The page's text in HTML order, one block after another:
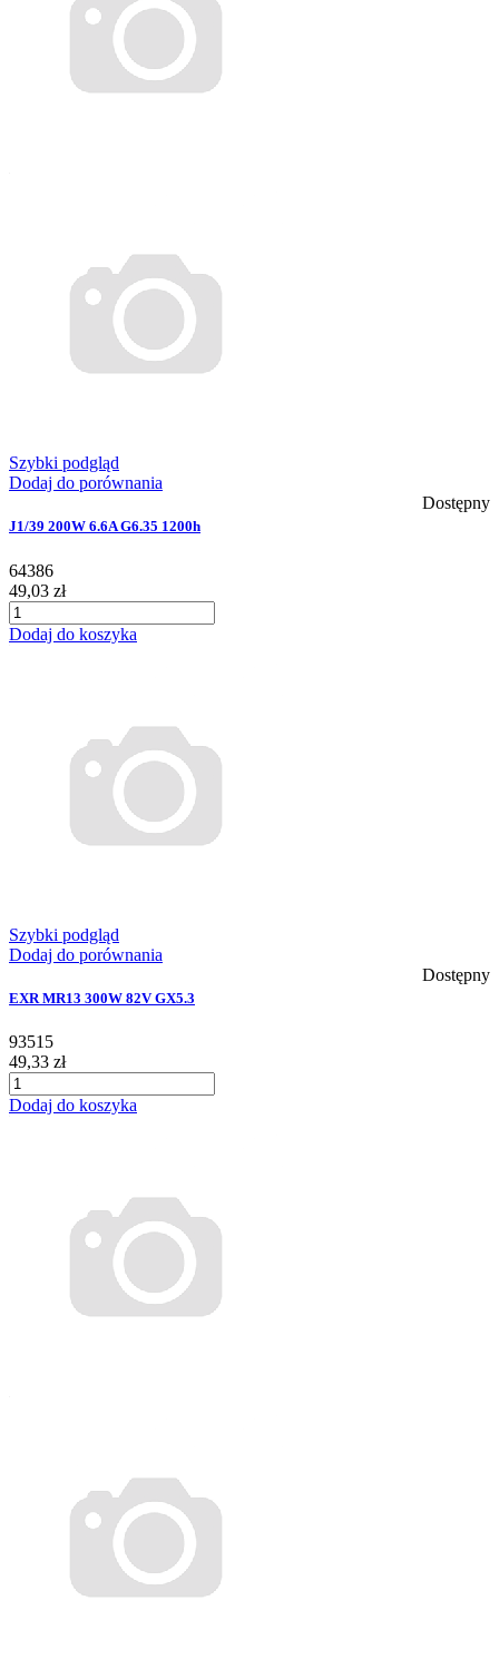
Szybki podgląd
Dodaj do porównania
Dostępny
J1/39 200W 6.6A G6.35 1200h
64386
49,03 zł
Dodaj do koszyka
Szybki podgląd
Dodaj do porównania
Dostępny
EXR MR13 300W 82V GX5.3
93515
49,33 zł
Dodaj do koszyka